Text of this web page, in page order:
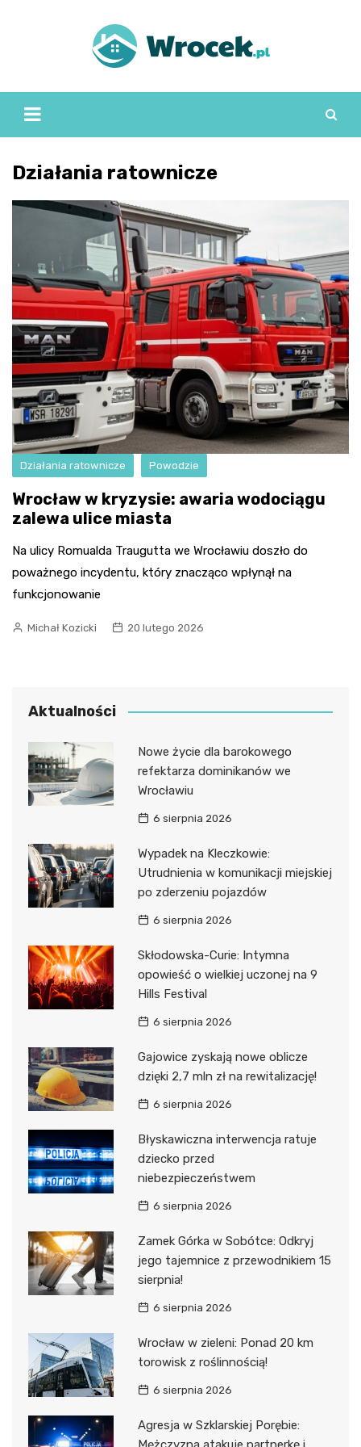
Działania ratownicze
Działania ratownicze Powodzie
Wrocław w kryzysie: awaria wodociągu
zalewa ulice miasta
Na ulicy Romualda Traugutta we Wrocławiu doszło do
poważnego incydentu, który znacząco wpłynął na
funkcjonowanie
Michał Kozicki 20 lutego 2026
Aktualności
Nowe życie dla barokowego
refektarza dominikanów we
Wrocławiu
6 sierpnia 2026
Wypadek na Kleczkowie:
Utrudnienia w komunikacji miejskiej
po zderzeniu pojazdów
6 sierpnia 2026
Skłodowska-Curie: Intymna
opowieść o wielkiej uczonej na 9
Hills Festival
6 sierpnia 2026
Gajowice zyskają nowe oblicze
dzięki 2,7 mln zł na rewitalizację!
6 sierpnia 2026
Błyskawiczna interwencja ratuje
dziecko przed
niebezpieczeństwem
6 sierpnia 2026
Zamek Górka w Sobótce: Odkryj
jego tajemnice z przewodnikiem 15
sierpnia!
6 sierpnia 2026
Wrocław w zieleni: Ponad 20 km
torowisk z roślinnością!
6 sierpnia 2026
Agresja w Szklarskiej Porębie: